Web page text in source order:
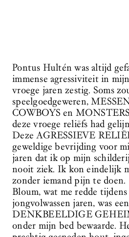
Pontus Hultén was altijd
immense agressiviteit in
vroege jaren zestig. Soms
speelgoedgeweren,
COWBOYS en
deze vroege reliëfs had
Deze AGRESSIEVE
geweldige bevrijding voor
jaren dat ik op mijn
nooit ziek. Ik kon eindelijk
zonder iemand pijn te doen.
Bloum, wat me redde
jongvolwassen jaren, was een
DENKBEELDIGE
onder mijn bed bewaarde.